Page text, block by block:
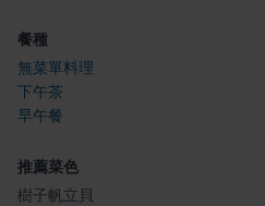
餐種
無菜單料理
下午茶
早午餐
推薦菜色
樹子帆立貝